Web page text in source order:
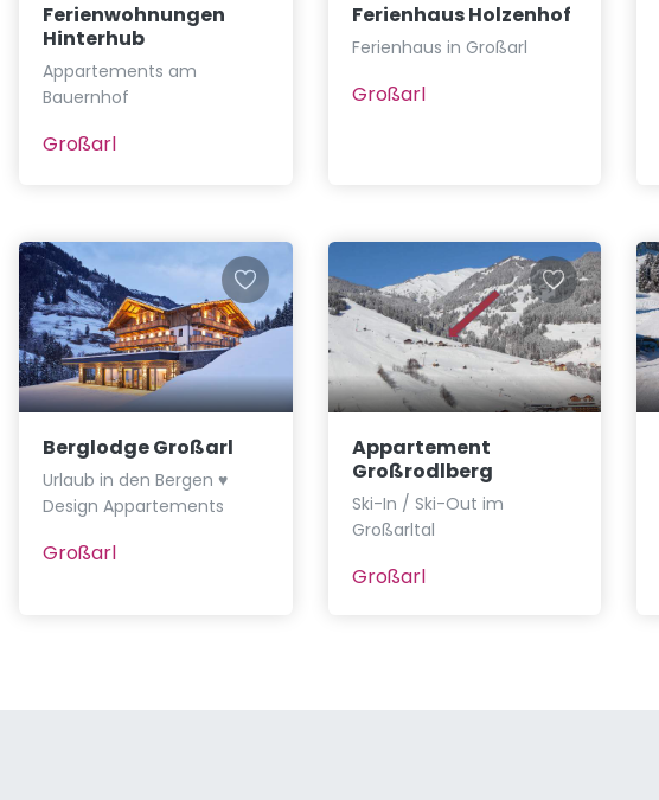
Ferienwohnungen
Hinterhub
Appartements am
Bauernhof
Großarl
Ferienhaus Holzenhof
Ferienhaus in Großarl
Großarl
Berglodge Großarl
Urlaub in den Bergen ♥
Design Appartements
Großarl
Appartement
Großrodlberg
Ski-In / Ski-Out im
Großarltal
Großarl